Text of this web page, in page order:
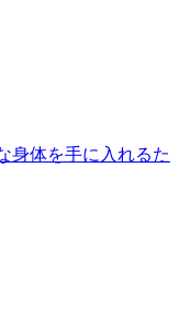
身体を手に入れるた